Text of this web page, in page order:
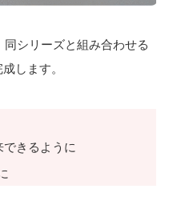
シリーズと組み合わせる
します。
きるように